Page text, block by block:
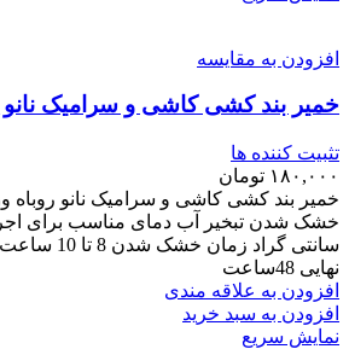
افزودن به مقایسه
خمیر بند کشی کاشی و سرامیک نانو
تثبیت کننده ها
۱۸۰,۰۰۰ تومان
سانتی گراد
نهایی 48ساعت
افزودن به علاقه مندی
افزودن به سبد خرید
نمایش سریع